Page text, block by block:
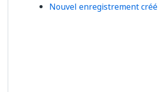
Nouvel enregistrement créé